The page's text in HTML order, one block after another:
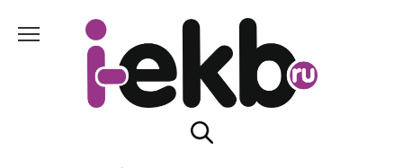
содержанию